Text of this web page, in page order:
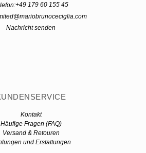
+49 179 60 155 45
Nachricht senden
Kontakt
Häufige Fragen (FAQ)
Versand & Retouren
und Erstattungen